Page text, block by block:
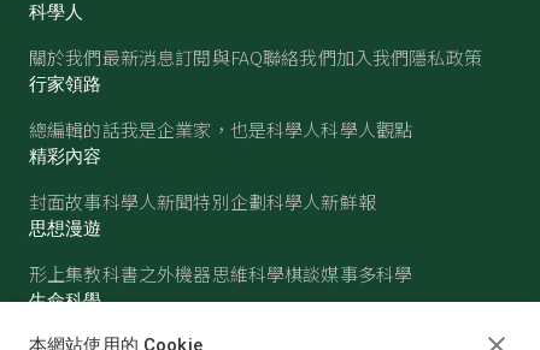
科學人
關於我們最新消息訂閱與FAQ聯絡我們加入我們隱私政策
行家領路
總編輯的話我是企業家，也是科學人科學人觀點
精彩內容
封面故事科學人新聞特別企劃科學人新鮮報
思想漫遊
形上集教科書之外機器思維科學棋談媒事多科學
生命科學
本網站使用的 Cookie